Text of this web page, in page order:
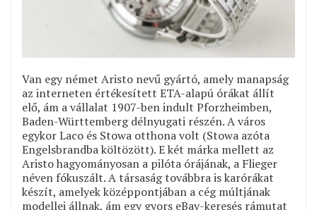
Van egy német Aristo nevű gyártó, amely manapság
az interneten értékesített ETA-alapú órákat állít
elő, ám a vállalat 1907-ben indult Pforzheimben,
Baden-Württemberg délnyugati részén. A város
egykor Laco és Stowa otthona volt (Stowa azóta
Engelsbrandba költözött). E két márka mellett az
Aristo hagyományosan a pilóta órájának, a Flieger
néven fókuszált. A társaság továbbra is karórákat
készít, amelyek középpontjában a cég múltjának
modellei állnak, ám egy gyors eBay-keresés rámutat